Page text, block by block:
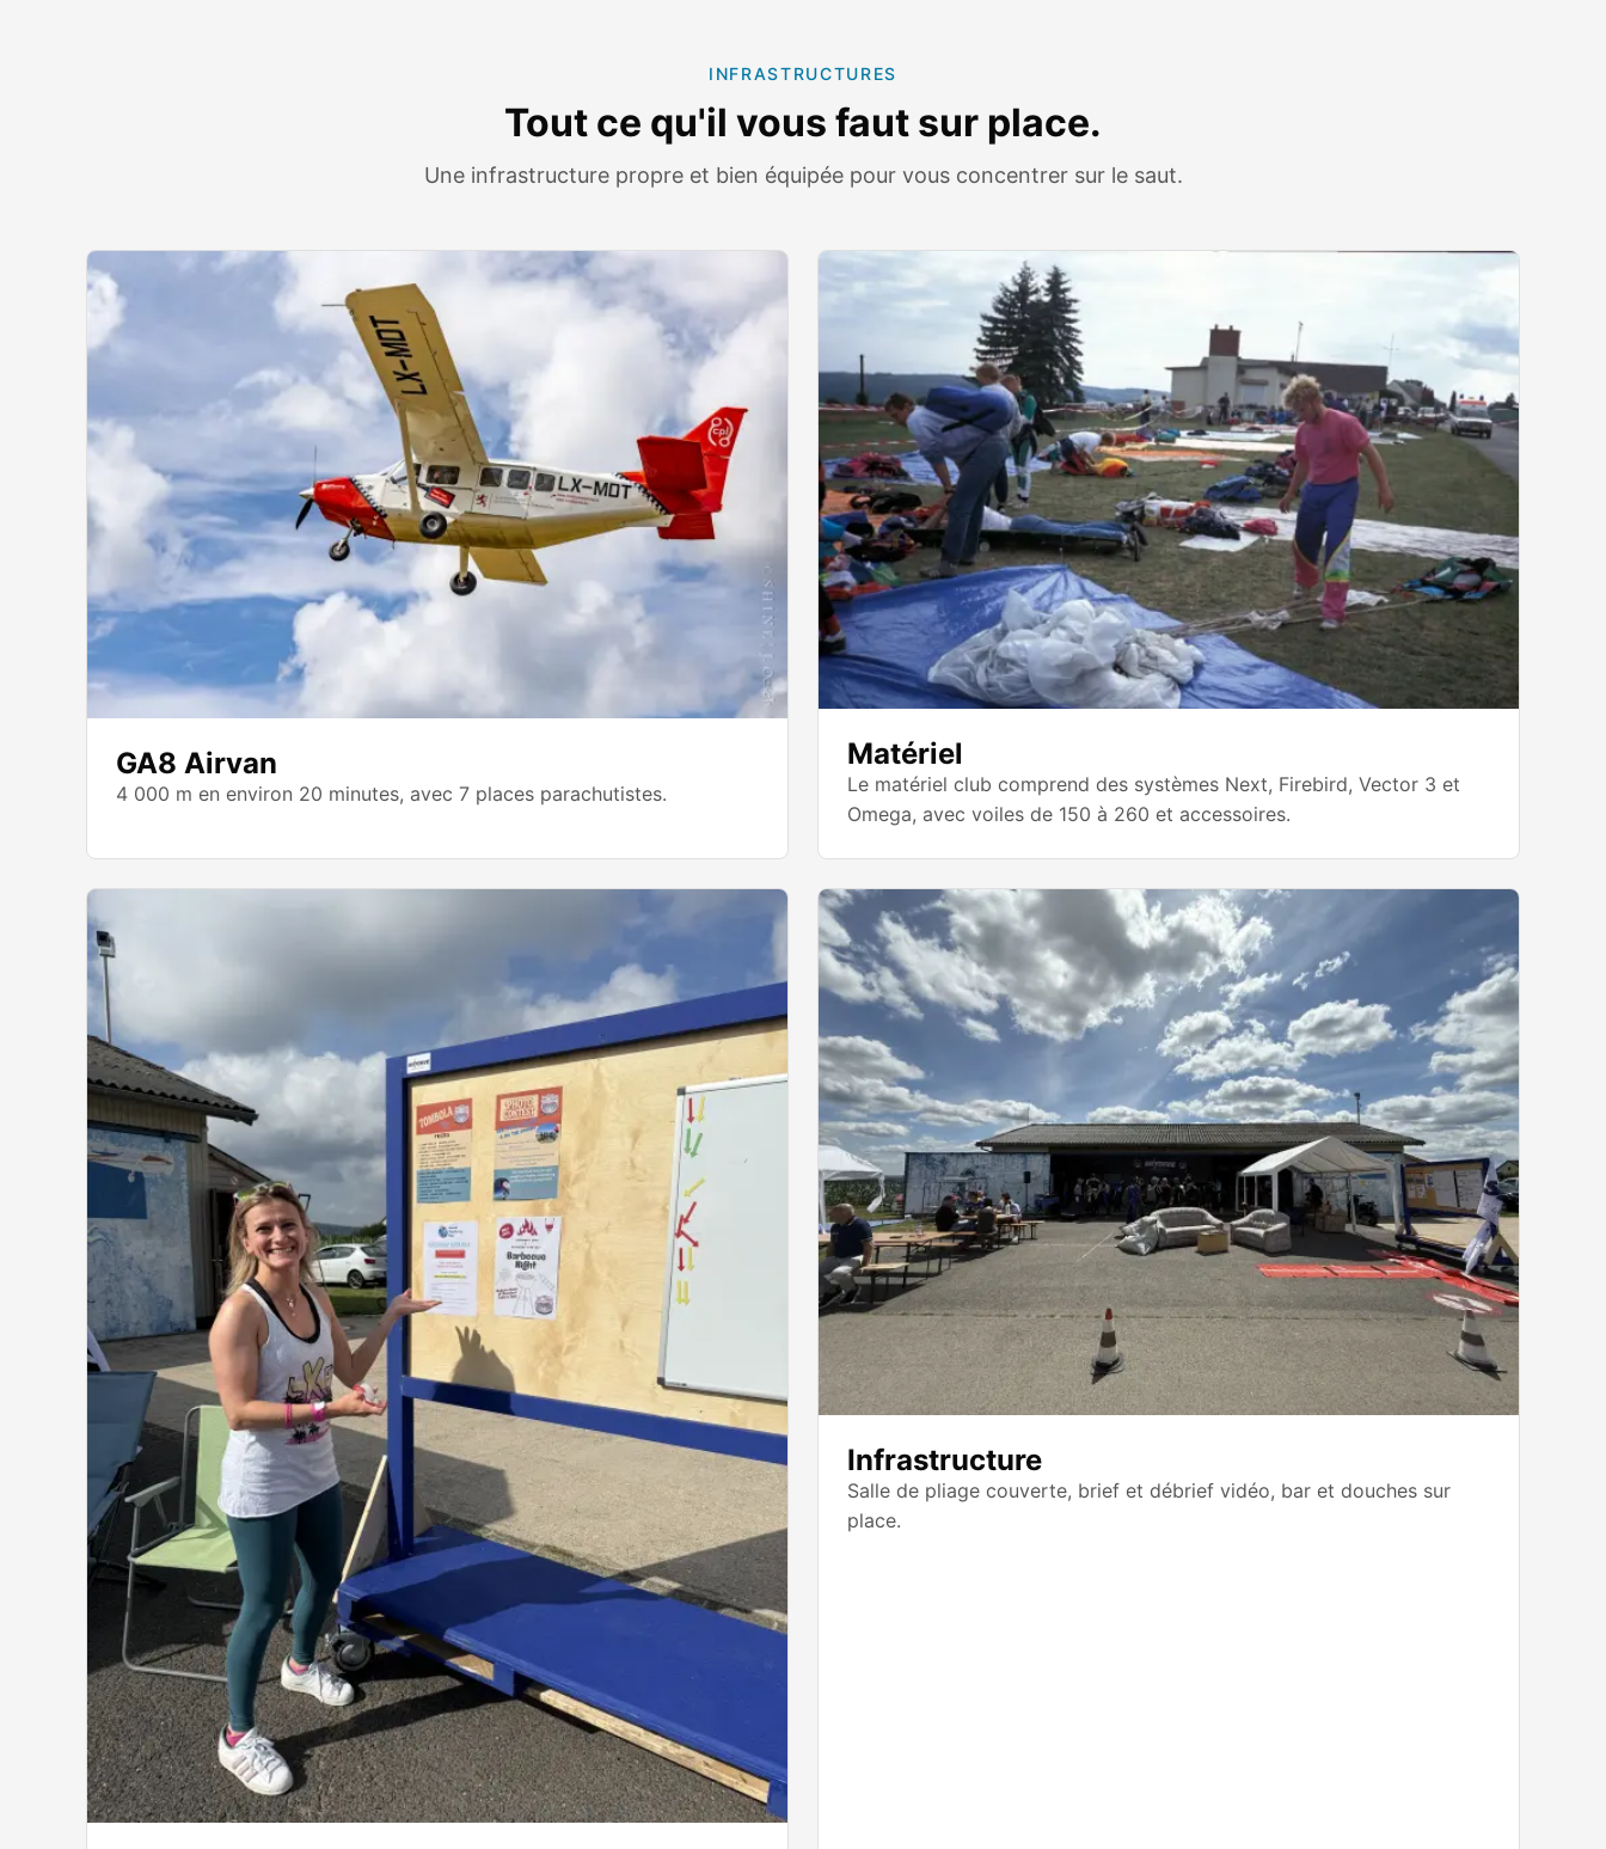
INFRASTRUCTURES
Tout ce qu'il vous faut sur place.
Une infrastructure propre et bien équipée pour vous concentrer sur le saut.
GA8 Airvan
4 000 m en environ 20 minutes, avec 7 places parachutistes.
Matériel
Le matériel club comprend des systèmes Next, Firebird, Vector 3 et
Omega, avec voiles de 150 à 260 et accessoires.
Infrastructure
Salle de pliage couverte, brief et débrief vidéo, bar et douches sur
place.